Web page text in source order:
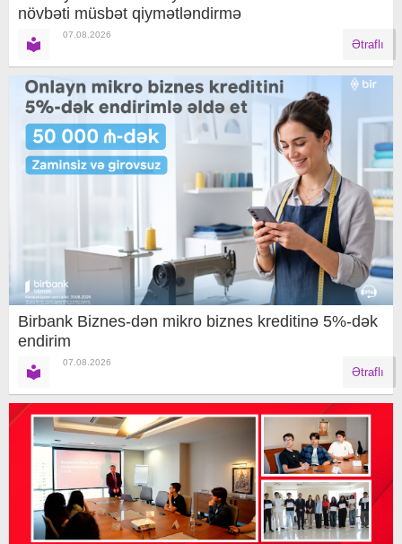
növbəti müsbət qiymətləndirmə
07.08.2026
Ətraflı
Birbank Biznes-dən mikro biznes kreditinə 5%-dək
endirim
07.08.2026
Ətraflı